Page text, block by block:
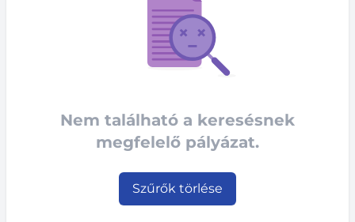
Nem található a keresésnek
megfelelő pályázat.
Szűrők törlése